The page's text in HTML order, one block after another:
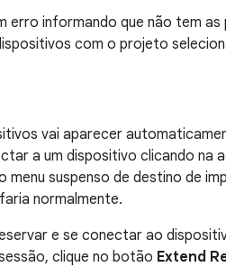
erro informando que não tem
com o projeto
vai aparecer
a um dispositivo clicando na
menu suspenso de destino de
normalmente.
e se conectar ao
clique no botão Extend